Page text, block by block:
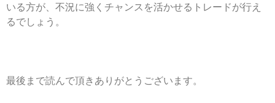
いる方が、不況に強くチャンスを活かせるトレードが行え
るでしょう。
最後まで読んで頂きありがとうございます。